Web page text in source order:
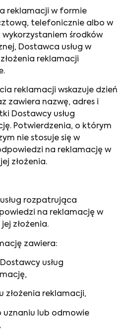
reklamacji w formie
telefonicznie albo w
środków
Dostawca usług w
reklamacji
reklamacji wskazuje dzień
zawiera nazwę, adres i
Dostawcy usług
Potwierdzenia, o którym
nie stosuje się w
na reklamację w
złożenia.
rozpatrująca
na reklamację w
złożenia.
zawiera:
usług
złożenia reklamacji,
uznaniu lub odmowie